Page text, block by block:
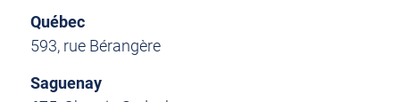
Québec
593, rue Bérangère
Saguenay